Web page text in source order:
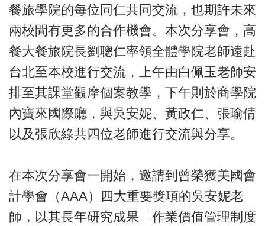
餐旅學院的每位同仁共同交流，也期許未來
兩校間有更多的合作機會。本次分享會，高
餐大餐旅院長劉聰仁率領全體學院老師遠赴
台北至本校進行交流，上午由白佩玉老師安
排至其課堂觀摩個案教學，下午則於商學院
內寶來國際廳，與吳安妮、黃政仁、張瑜倩
以及張欣綠共四位老師進行交流與分享。
在本次分享會一開始，邀請到曾榮獲美國會
計學會（AAA）四大重要獎項的吳安妮老
師，以其長年研究成果「作業價值管理制度